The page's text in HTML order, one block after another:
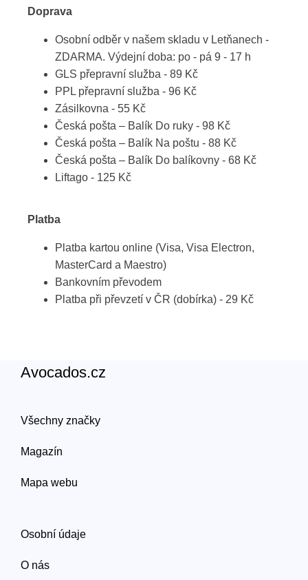
Doprava
Osobní odběr v našem skladu v Letňanech -
ZDARMA. Výdejní doba: po - pá 9 - 17 h
GLS přepravní služba - 89 Kč
PPL přepravní služba - 96 Kč
Zásilkovna - 55 Kč
Česká pošta – Balík Do ruky - 98 Kč
Česká pošta – Balík Na poštu - 88 Kč
Česká pošta – Balík Do balíkovny - 68 Kč
Liftago - 125 Kč
Platba
Platba kartou online (Visa, Visa Electron,
MasterCard a Maestro)
Bankovním převodem
Platba při převzetí v ČR (dobírka) - 29 Kč
Avocados.cz
Všechny značky
Magazín
Mapa webu
Osobní údaje
O nás